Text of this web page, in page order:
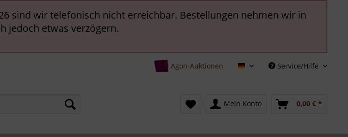
sind wir telefonisch nicht erreichbar. Bestellungen nehmen wir in
jedoch etwas verzögern.
Agon-Auktionen Deutsch Service/Hilfe
Mein Konto 0,00 € *